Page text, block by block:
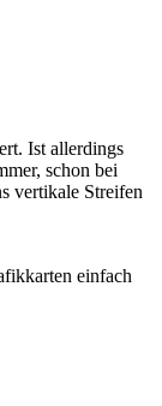
Ist allerdings
schon bei
vertikale Streifen
einfach